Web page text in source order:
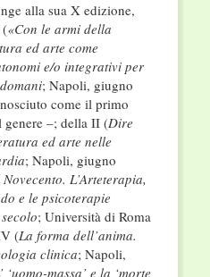
alla sua X edizione,
«Con le armi della
ed arte come
e/o integrativi per
; Napoli, giugno
come il primo
genere –; della II (Dire
ed arte nelle
; Napoli, giugno
L’Arteterapia,
e le psicoterapie
; Università di Roma
(La forma dell’anima.
clinica; Napoli,
‘uomo-massa’ e la ‘morte